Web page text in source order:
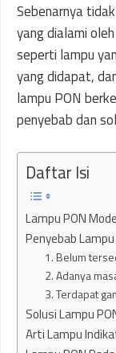
Sebenarnya
yang dialami
seperti lampu
yang didapat,
lampu PON
penyebab dan
Daftar Isi
Lampu PON
Penyebab
1. Belum
2. Adanya
3. Terdapat
Solusi Lampu
Arti Lampu